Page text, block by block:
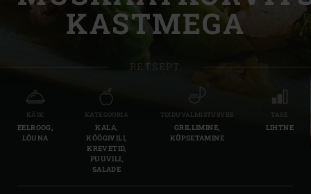
KASTMEGA
RETSEPT
KÄIK
EELROOG,
LÕUNA
KATEGOORIA
KALA,
KÖÖGIVILI,
KREVETID,
PUUVILI,
SALADE
TOIDUVALMISTUSVIIS
GRILLIMINE,
KÜPSETAMINE
TASE
LIHTNE